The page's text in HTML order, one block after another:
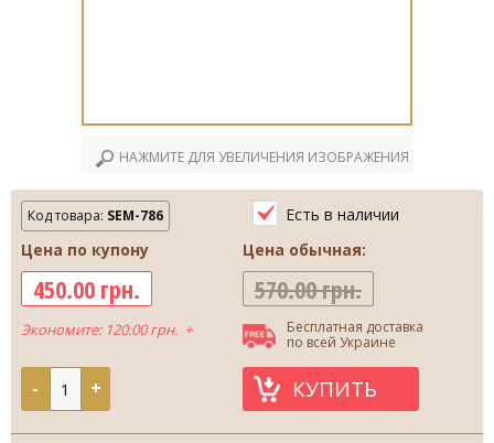
НАЖМИТЕ ДЛЯ УВЕЛИЧЕНИЯ ИЗОБРАЖЕНИЯ
Код товара: SEM-786
Есть в наличии
Цена по купону
450.00 грн.
Экономите: 120.00 грн. +
Цена обычная:
570.00 грн.
Бесплатная доставка
по всей Украине
- + КУПИТЬ